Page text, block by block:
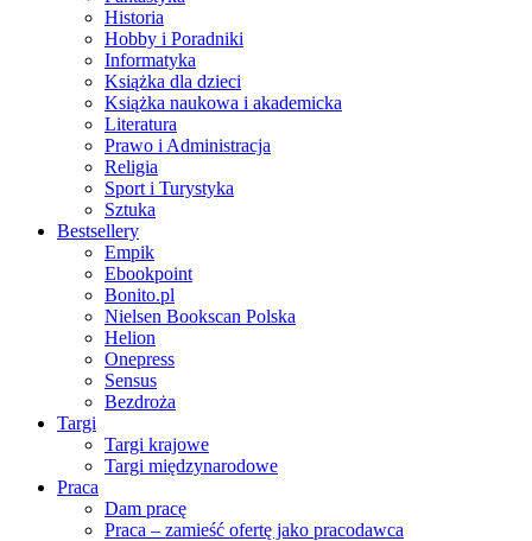
Historia
Hobby i Poradniki
Informatyka
Książka dla dzieci
Książka naukowa i akademicka
Literatura
Prawo i Administracja
Religia
Sport i Turystyka
Sztuka
Bestsellery
Empik
Ebookpoint
Bonito.pl
Nielsen Bookscan Polska
Helion
Onepress
Sensus
Bezdroża
Targi
Targi krajowe
Targi międzynarodowe
Praca
Dam pracę
Praca – zamieść ofertę jako pracodawca